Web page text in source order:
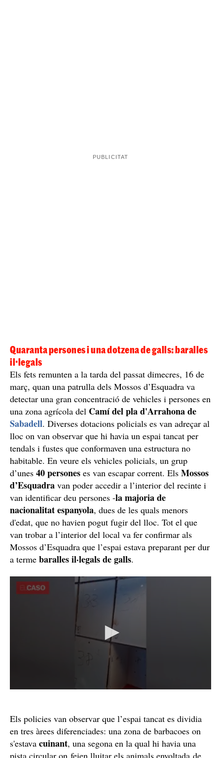
Quaranta persones i una dotzena de galls: baralles
il·legals
Els fets remunten a la tarda del passat dimecres, 16 de
març, quan una patrulla dels Mossos d’Esquadra va
detectar una gran concentració de vehicles i persones en
una zona agrícola del Camí del pla d'Arrahona de
Sabadell. Diverses dotacions policials es van adreçar al
lloc on van observar que hi havia un espai tancat per
tendals i fustes que conformaven una estructura no
habitable. En veure els vehicles policials, un grup
d’unes 40 persones es van escapar corrent. Els Mossos
d’Esquadra van poder accedir a l’interior del recinte i
van identificar deu persones -la majoria de
nacionalitat espanyola, dues de les quals menors
d'edat, que no havien pogut fugir del lloc. Tot el que
van trobar a l’interior del local va fer confirmar als
Mossos d’Esquadra que l’espai estava preparant per dur
a terme baralles il·legals de galls.
Els policies van observar que l’espai tancat es dividia
en tres àrees diferenciades: una zona de barbacoes on
s'estava cuinant, una segona en la qual hi havia una